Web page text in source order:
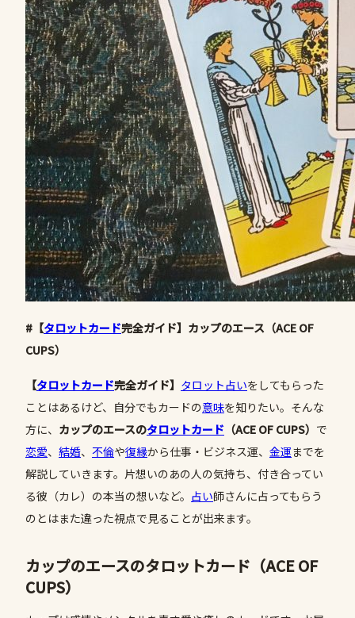
#【タロットカード完全ガイド】カップのエース（ACE OF
CUPS）
【タロットカード完全ガイド】 タロット占いをしてもらった
ことはあるけど、自分でもカードの意味を知りたい。そんな
方に、 カップのエースのタロットカード （ACE OF CUPS） で
恋愛、 結婚、 不倫や復縁から仕事・ビジネス運、 金運までを
解説していきます。片想いのあの人の気持ち、付き合ってい
る彼（カレ）の本当の想いなど。 占い師さんに占ってもらう
のとはまた違った視点で見ることが出来ます。
カップのエースのタロットカード（ACE OF
CUPS）